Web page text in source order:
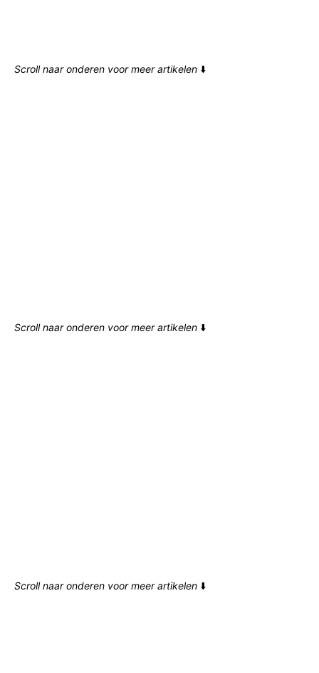
Scroll naar onderen voor meer artikelen ⬇️
Scroll naar onderen voor meer artikelen ⬇️
Scroll naar onderen voor meer artikelen ⬇️